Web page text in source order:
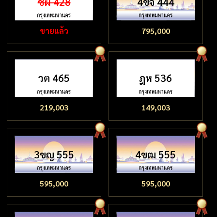
ขายแล้ว 795,000
วต 465
219,003
ฎห 536
149,003
3ขญ 555
595,000
4ขฒ 555
595,000